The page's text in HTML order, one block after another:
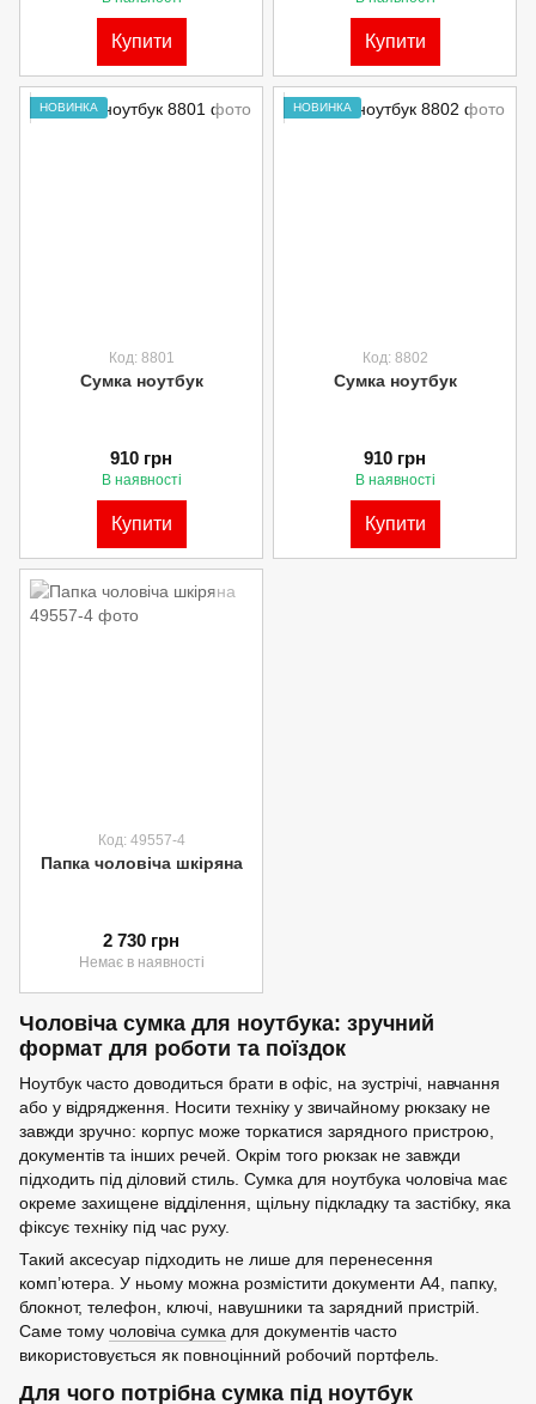
Купити Купити
НОВИНКА
Код: 8801
Сумка ноутбук
910 грн
В наявності
Купити
НОВИНКА
Код: 8802
Сумка ноутбук
910 грн
В наявності
Купити
Код: 49557-4
Папка чоловіча шкіряна
2 730 грн
Немає в наявності
Чоловіча сумка для ноутбука: зручний
формат для роботи та поїздок
Ноутбук часто доводиться брати в офіс, на зустрічі, навчання
або у відрядження. Носити техніку у звичайному рюкзаку не
завжди зручно: корпус може торкатися зарядного пристрою,
документів та інших речей. Окрім того рюкзак не завжди
підходить під діловий стиль. Сумка для ноутбука чоловіча має
окреме захищене відділення, щільну підкладку та застібку, яка
фіксує техніку під час руху.
Такий аксесуар підходить не лише для перенесення
комп’ютера. У ньому можна розмістити документи А4, папку,
блокнот, телефон, ключі, навушники та зарядний пристрій.
Саме тому чоловіча сумка для документів часто
використовується як повноцінний робочий портфель.
Для чого потрібна сумка під ноутбук